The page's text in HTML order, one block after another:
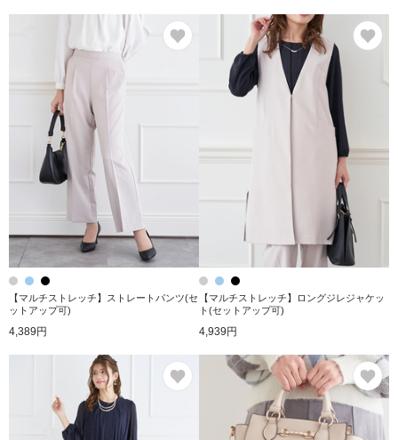
【マルチストレッチ】ストレートパンツ(セ
ットアップ可)
4,389円
【マルチストレッチ】ロングジレジャケッ
ト(セットアップ可)
4,939円
お気に入り